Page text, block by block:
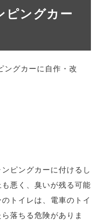
ピングカー
ピングカーに付けるし
悪く、臭いが残る可能
トイレは、電車のトイ
落ちる危険がありま